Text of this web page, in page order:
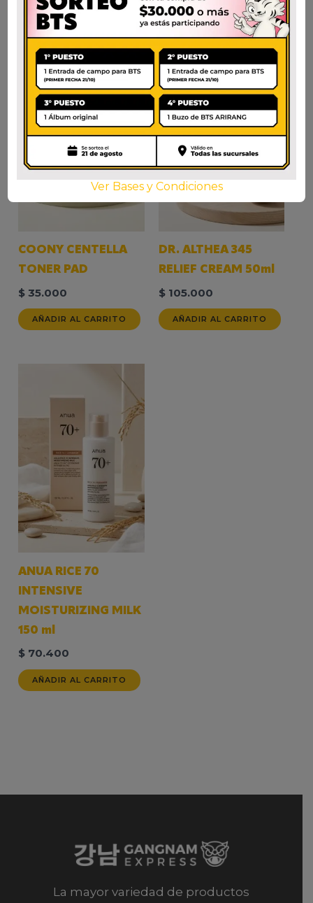
COONY CENTELLA
TONER PAD
$ 35.000
AÑADIR AL CARRITO
DR. ALTHEA 345
RELIEF CREAM 50ml
$105.000
AÑADIR AL CARRITO
ANUA RICE 70
INTENSIVE
MOISTURIZING MILK
150 ml
$ 70.400
AÑADIR AL CARRITO
La mayor variedad de productos
Ver Bases y Condiciones